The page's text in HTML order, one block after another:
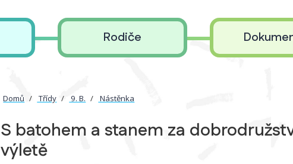
Rodiče
Domů Třídy 9. B. Nástěnka
S batohem a stanem za
výletě